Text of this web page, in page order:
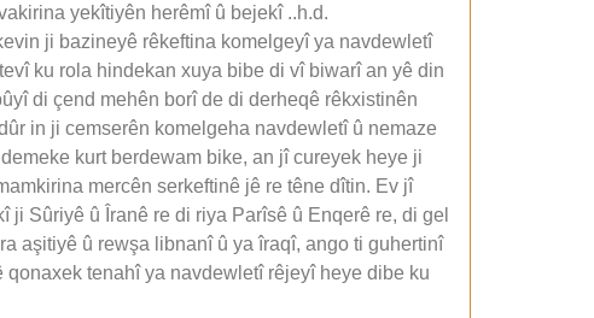
yekîtiyên herêmî û bejekî ..h.d.
ji bazineyê rêkeftina komelgeyî ya navdewletî
ku rola hindekan xuya bibe di vî biwarî an yê din
di çend mehên borî de di derheqê rêkxistinên
in ji cemserên komelgeha navdewletî û nemaze
kurt berdewam bike, an jî cureyek heye ji
mercên serkeftinê jê re têne dîtin. Ev jî
Sûriyê û Îranê re di riya Parîsê û Enqerê re, di gel
aşitiyê û rewşa libnanî û ya îraqî, ango ti guhertinî
tenahî ya navdewletî rêjeyî heye dibe ku